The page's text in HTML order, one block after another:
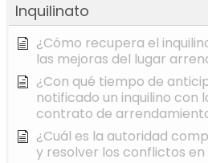
Inquilinato
¿Cómo recupera el
las mejoras del lugar
¿Con qué tiempo de
notificado un inquilino con
contrato de
¿Cuál es la autoridad
y resolver los conflictos